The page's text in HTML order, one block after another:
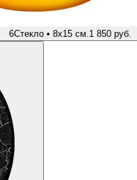
6Стекло • 8х15 см. 1 850 руб.